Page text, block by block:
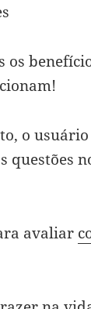
os
o
questões
avaliar